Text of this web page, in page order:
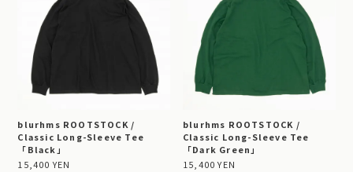
blurhms ROOTSTOCK /
Classic Long-Sleeve Tee
「Black」
15,400 YEN
blurhms ROOTSTOCK /
Classic Long-Sleeve Tee
「Dark Green」
15,400 YEN